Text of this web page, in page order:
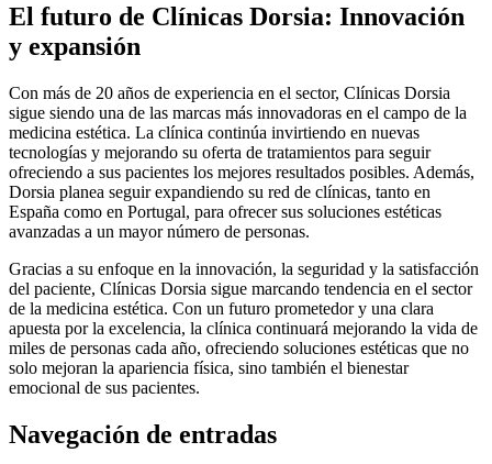
El futuro de Clínicas Dorsia: Innovación
y expansión
Con más de 20 años de experiencia en el sector, Clínicas Dorsia
sigue siendo una de las marcas más innovadoras en el campo de la
medicina estética. La clínica continúa invirtiendo en nuevas
tecnologías y mejorando su oferta de tratamientos para seguir
ofreciendo a sus pacientes los mejores resultados posibles. Además,
Dorsia planea seguir expandiendo su red de clínicas, tanto en
España como en Portugal, para ofrecer sus soluciones estéticas
avanzadas a un mayor número de personas.
Gracias a su enfoque en la innovación, la seguridad y la satisfacción
del paciente, Clínicas Dorsia sigue marcando tendencia en el sector
de la medicina estética. Con un futuro prometedor y una clara
apuesta por la excelencia, la clínica continuará mejorando la vida de
miles de personas cada año, ofreciendo soluciones estéticas que no
solo mejoran la apariencia física, sino también el bienestar
emocional de sus pacientes.
Navegación de entradas